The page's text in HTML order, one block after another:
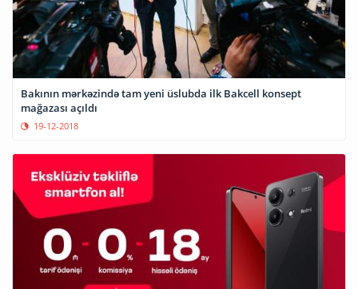
Bakının mərkəzində tam yeni üslubda ilk Bakcell konsept
mağazası açıldı
19-12-2018